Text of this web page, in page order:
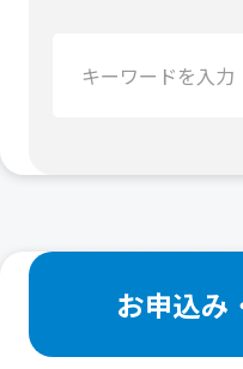
索：
お申込み